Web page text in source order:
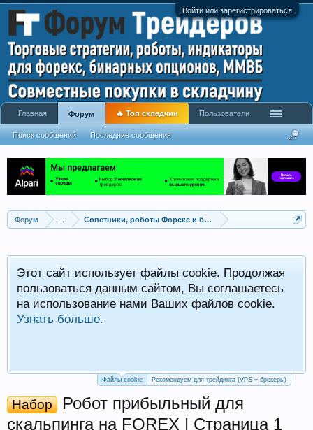
Войти или зарегистрироваться
Форум Советники, роботы Форекс и бинарных опционов
Этот сайт использует файлы cookie. Продолжая
пользоваться данным сайтом, Вы соглашаетесь
на использование нами Ваших файлов cookie.
Узнать больше.
Файлы cookie Рекомендуем для трейдинга (VPS + брокеры)
Набор
Робот прибыльный для
скальпинга на FOREX | Страница 1
Главная Форум
Поиск сообщений Последние сообщения
🔥 Топ складчин Пользователи